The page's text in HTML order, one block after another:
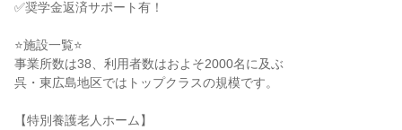
✅奨学金返済サポート有！
⭐施設一覧⭐
事業所数は38、利用者数はおよそ2000名に及ぶ
呉・東広島地区ではトップクラスの規模です。
【特別養護老人ホーム】